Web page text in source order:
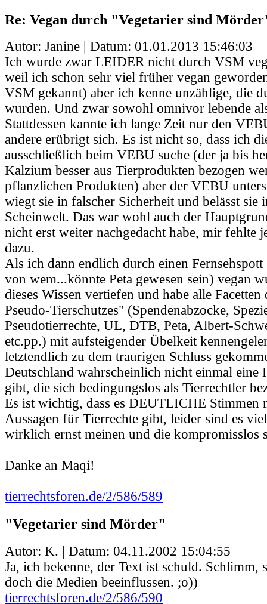
Re: Vegan durch "Vegetarier sind
Autor: Janine | Datum: 01.01.2013 15:46:03
Ich wurde zwar LEIDER nicht durch VSM
weil ich schon sehr viel früher vegan
VSM gekannt) aber ich kenne unzählige, die
wurden. Und zwar sowohl omnivor lebende
Stattdessen kannte ich lange Zeit nur den
andere erübrigt sich. Es ist nicht so, dass ich
ausschließlich beim VEBU suche (der ja bis
Kalzium besser aus Tierprodukten bezogen
pflanzlichen Produkten) aber der VEBU
wiegt sie in falscher Sicherheit und belässt sie
Scheinwelt. Das war wohl auch der
nicht erst weiter nachgedacht habe, mir fehlte
dazu.
Als ich dann endlich durch einen
von wem...könnte Peta gewesen sein) vegan
dieses Wissen vertiefen und habe alle Facetten
Pseudo-Tierschutzes" (Spendenabzocke,
Pseudotierrechte, UL, DTB, Peta, Albert-
etc.pp.) mit aufsteigender Übelkeit
letztendlich zu dem traurigen Schluss
Deutschland wahrscheinlich nicht einmal eine
gibt, die sich bedingungslos als Tierrechtler
Es ist wichtig, dass es DEUTLICHE Stimmen
Aussagen für Tierrechte gibt, leider sind es
wirklich ernst meinen und die kompromisslos
Danke an Maqi!
tierrechtsforen.de/2/586/589
"Vegetarier sind Mörder"
Autor: K. | Datum: 04.11.2002 15:04:55
Ja, ich bekenne, der Text ist schuld. Schlimm,
doch die Medien beeinflussen. ;o))
tierrechtsforen.de/2/586/590